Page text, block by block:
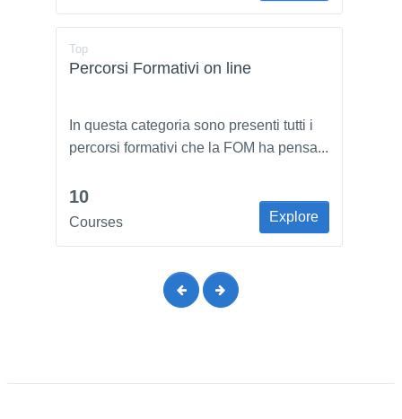
Top
Percorsi Formativi on line
In questa categoria sono presenti tutti i
percorsi formativi che la FOM ha pensa...
10
Courses Explore